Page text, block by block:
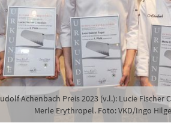
Achenbach Preis 2023 (v.l.): Lucie Fischer
Merle Erythropel. Foto: VKD/Ingo